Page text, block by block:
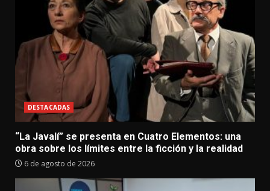
DESTACADAS
“La Javalí” se presenta en Cuatro Elementos: una
obra sobre los límites entre la ficción y la realidad
6 de agosto de 2026